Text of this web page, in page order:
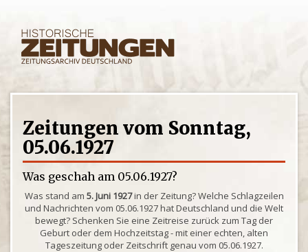
Zeitungen vom Sonntag,
05.06.1927
Was geschah am 05.06.1927?
Was stand am 5. Juni 1927in der Zeitung? Welche Schlagzeilen
und Nachrichten vom 05.06.1927 hat Deutschland und die Welt
bewegt? Schenken Sie eine Zeitreise zurück zum Tag der
Geburt oder dem Hochzeitstag - mit einer echten, alten
Tageszeitung oder Zeitschrift genau vom 05.06.1927.